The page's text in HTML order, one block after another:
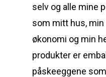
selv og alle mine
som mitt hus, min
økonomi og min
produkter er
påskeeggene